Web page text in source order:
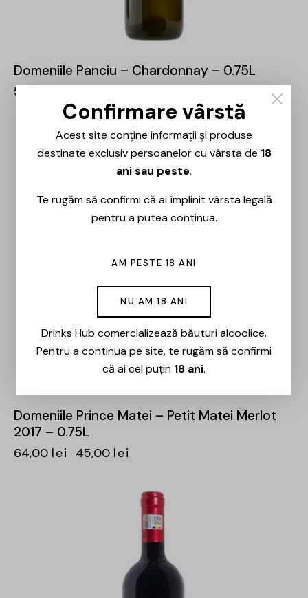
Domeniile Panciu – Chardonnay – 0.75L
58,00
OUT OF STOCK
Domeniile Prince Matei – Petit Matei Merlot
2017 – 0.75L
64,00 lei 45,00 lei
Confirmare vârstă
Acest site conține informații și produse
destinate exclusiv persoanelor cu vârsta de 18
ani sau peste.
Te rugăm să confirmi că ai împlinit vârsta legală
pentru a putea continua.
AM PESTE 18 ANI
NU AM 18 ANI
Drinks Hub comercializează băuturi alcoolice.
Pentru a continua pe site, te rugăm să confirmi
că ai cel puțin 18 ani.